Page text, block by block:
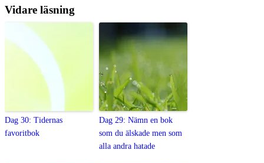
Vidare läsning
Dag 30: Tidernas
favoritbok
Dag 29: Nämn en bok
som du älskade men som
alla andra hatade